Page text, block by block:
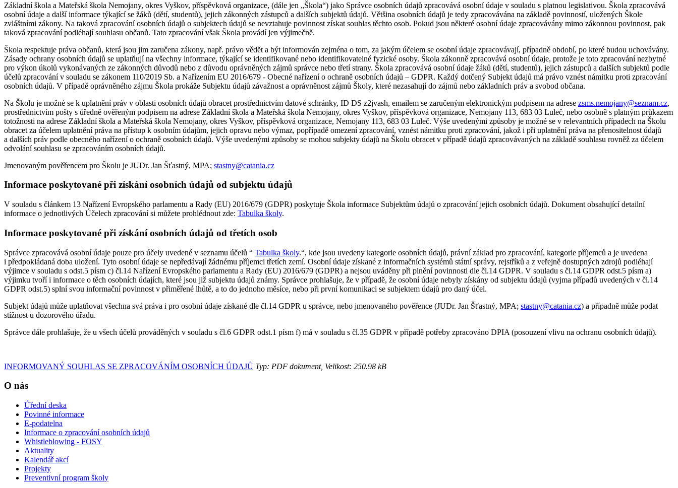
Základní škola a Mateřská škola Nemojany, okres Vyškov, příspěvková organizace, (dále jen „Škola“) jako Správce osobních údajů zpracovává osobní údaje v souladu s platnou legislativou. Škola zpracovává
osobní údaje a další informace týkající se žáků (dětí, studentů), jejich zákonných zástupců a dalších subjektů údajů. Většina osobních údajů je tedy zpracovávána na základě povinností, uložených Škole
zvláštními zákony. Na taková zpracování osobních údajů o subjektech údajů se nevztahuje povinnost získat souhlas těchto osob. Pokud jsou některé osobní údaje zpracovávány mimo zákonnou povinnost, pak
taková zpracování podléhají souhlasu občanů. Tato zpracování však Škola provádí jen výjimečně.
Škola respektuje práva občanů, která jsou jim zaručena zákony, např. právo vědět a být informován zejména o tom, za jakým účelem se osobní údaje zpracovávají, případně období, po které budou uchovávány.
Zásady ochrany osobních údajů se uplatňují na všechny informace, týkající se identifikované nebo identifikovatelné fyzické osoby. Škola zákonně zpracovává osobní údaje, protože je toto zpracování nezbytné
pro výkon úkolů vykonávaných ze zákonných důvodů nebo z důvodu oprávněných zájmů správce nebo třetí strany. Škola zpracovává osobní údaje žáků (dětí, studentů), jejich zástupců a dalších subjektů podle
účelů zpracování v souladu se zákonem 110/2019 Sb. a Nařízením EU 2016/679 - Obecné nařízení o ochraně osobních údajů – GDPR. Každý dotčený Subjekt údajů má právo vznést námitku proti zpracování
osobních údajů. V případě oprávněného zájmu Škola prokáže Subjektu údajů závažnost a oprávněnost zájmů Školy, které nezasahují do zájmů nebo základních práv a svobod občana.
Na Školu je možné se k uplatnění práv v oblasti osobních údajů obracet prostřednictvím datové schránky, ID DS z2jvash, emailem se zaručeným elektronickým podpisem na adrese zsms.nemojany@seznam.cz,
prostřednictvím pošty s úředně ověřeným podpisem na adrese Základní škola a Mateřská škola Nemojany, okres Vyškov, příspěvková organizace, Nemojany 113, 683 03 Luleč, nebo osobně s platným průkazem
totožnosti na adrese Základní škola a Mateřská škola Nemojany, okres Vyškov, příspěvková organizace, Nemojany 113, 683 03 Luleč. Výše uvedenými způsoby je možné se v relevantních případech na Školu
obracet za účelem uplatnění práva na přístup k osobním údajům, jejich opravu nebo výmaz, popřípadě omezení zpracování, vznést námitku proti zpracování, jakož i při uplatnění práva na přenositelnost údajů
a dalších práv podle obecného nařízení o ochraně osobních údajů. Výše uvedenými způsoby se mohou subjekty údajů na Školu obracet v případě údajů zpracovávaných na základě souhlasu rovněž za účelem
odvolání souhlasu se zpracováním osobních údajů.
Jmenovaným pověřencem pro Školu je JUDr. Jan Šťastný, MPA; stastny@catania.cz
Informace poskytované při získání osobních údajů od subjektu údajů
V souladu s článkem 13 Nařízení Evropského parlamentu a Rady (EU) 2016/679 (GDPR) poskytuje Škola informace Subjektům údajů o zpracování jejich osobních údajů. Dokument obsahující detailní
informace o jednotlivých Účelech zpracování si můžete prohlédnout zde: Tabulka školy.
Informace poskytované při získání osobních údajů od třetích osob
Správce zpracovává osobní údaje pouze pro účely uvedené v seznamu účelů “ Tabulka školy.“, kde jsou uvedeny kategorie osobních údajů, právní základ pro zpracování, kategorie příjemců a je uvedena
i předpokládaná doba uložení. Tyto osobní údaje se nepředávají žádnému příjemci třetích zemí. Osobní údaje získané z informačních systémů státní správy, rejstříků a z veřejně dostupných zdrojů podléhají
výjimce v souladu s odst.5 písm c) čl.14 Nařízení Evropského parlamentu a Rady (EU) 2016/679 (GDPR) a nejsou uváděny při plnění povinnosti dle čl.14 GDPR. V souladu s čl.14 GDPR odst.5 písm a)
výjimku tvoří i informace o těch osobních údajích, které jsou již subjektu údajů známy. Správce prohlašuje, že v případě, že osobní údaje nebyly získány od subjektu údajů (vyjma případů uvedených v čl.14
GDPR odst.5) splní svou informační povinnost v přiměřené lhůtě, a to do jednoho měsíce, nebo při první komunikaci se subjektem údajů pro daný účel.
Subjekt údajů může uplatňovat všechna svá práva i pro osobní údaje získané dle čl.14 GDPR u správce, nebo jmenovaného pověřence (JUDr. Jan Šťastný, MPA; stastny@catania.cz) a případně může podat
stížnost u dozorového úřadu.
Správce dále prohlašuje, že u všech účelů prováděných v souladu s čl.6 GDPR odst.1 písm f) má v souladu s čl.35 GDPR v případě potřeby zpracováno DPIA (posouzení vlivu na ochranu osobních údajů).
INFORMOVANÝ SOUHLAS SE ZPRACOVÁNÍM OSOBNÍCH ÚDAJŮ Typ: PDF dokument, Velikost: 250.98 kB
O nás
Úřední deska
Povinné informace
E-podatelna
Informace o zpracování osobních údajů
Whistleblowing - FOSY
Aktuality
Kalendář akcí
Projekty
Preventivní program školy